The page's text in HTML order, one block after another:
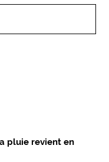
pluie revient en